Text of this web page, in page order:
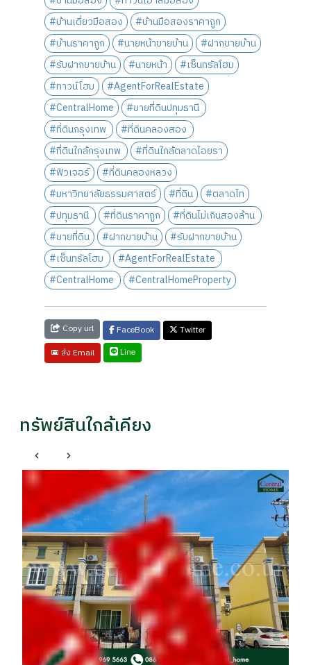
#บ้านเดี่ยวมือสอง
#บ้านมือสองราคาถูก
#บ้านราคาถูก
#นายหน้าขายบ้าน
#ฝากขายบ้าน
#รับฝากขายบ้าน
#นายหน้า
#เซ็นทรัลโฮม
#ทาวน์โฮม
#AgentForRealEstate
#CentralHome
#ขายที่ดินปทุมธานี
#ที่ดินกรุงเทพ
#ที่ดินคลองสอง
#ที่ดินใกล้กรุงเทพ
#ที่ดินใกล้ตลาดไอยรา
#ฟิวเจอร์
#ที่ดินคลองหลวง
#มหาวิทยาลัยธรรมศาสตร์
#ที่ดิน
#ตลาดไท
#ปทุมธานี
#ที่ดินราคาถูก
#ที่ดินไม่เกินสองล้าน
#ขายที่ดิน
#ฝากขายบ้าน
#รับฝากขายบ้าน
#เซ็นทรัลโฮม
#AgentForRealEstate
#CentralHome
#CentralHomeProperty
Copy url FaceBook
Twitter
ส่ง Email
Line
ทรัพย์สินใกล้เคียง